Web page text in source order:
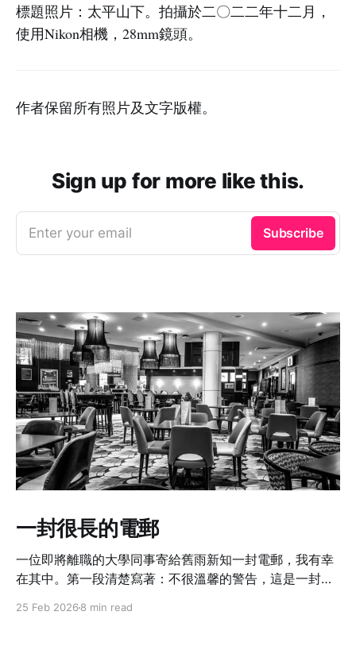
標題照片：太平山下。拍攝於二〇二二年十二月，
使用Nikon相機，28mm鏡頭。
作者保留所有照片及文字版權。
Sign up for more like this.
Enter your email Subscribe
一封很長的電郵
一位即將離職的大學同事寄給舊雨新知一封電郵，我有幸
在其中。第一段清楚寫著：不很溫馨的警告，這是一封很
25 Feb 2026 8 min read